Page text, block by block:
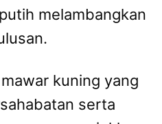
melambangkan
kuning yang
serta